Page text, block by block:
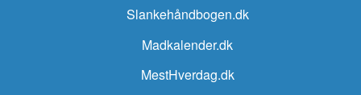
Slankehåndbogen.dk
Madkalender.dk
MestHverdag.dk